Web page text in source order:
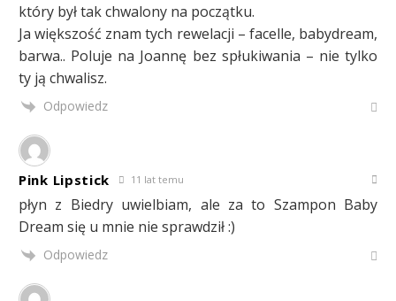
który był tak chwalony na początku.
Ja większość znam tych rewelacji – facelle, babydream,
barwa.. Poluje na Joannę bez spłukiwania – nie tylko
ty ją chwalisz.
Odpowiedz
Pink Lipstick 11 lat temu
płyn z Biedry uwielbiam, ale za to Szampon Baby
Dream się u mnie nie sprawdził :)
Odpowiedz